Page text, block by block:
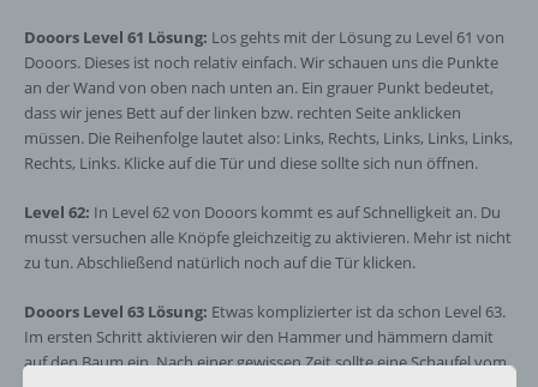
Dooors Level 61 Lösung: Los gehts mit der Lösung zu Level 61 von
Dooors. Dieses ist noch relativ einfach. Wir schauen uns die Punkte
an der Wand von oben nach unten an. Ein grauer Punkt bedeutet,
dass wir jenes Bett auf der linken bzw. rechten Seite anklicken
müssen. Die Reihenfolge lautet also: Links, Rechts, Links, Links, Links,
Rechts, Links. Klicke auf die Tür und diese sollte sich nun öffnen.
Level 62: In Level 62 von Dooors kommt es auf Schnelligkeit an. Du
musst versuchen alle Knöpfe gleichzeitig zu aktivieren. Mehr ist nicht
zu tun. Abschließend natürlich noch auf die Tür klicken.
Dooors Level 63 Lösung: Etwas komplizierter ist da schon Level 63.
Im ersten Schritt aktivieren wir den Hammer und hämmern damit
auf den Baum ein. Nach einer gewissen Zeit sollte eine Schaufel vom